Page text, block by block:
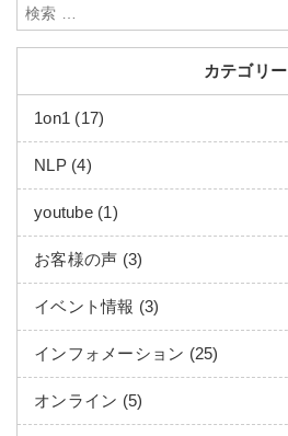
カテゴリー
1on1 (17)
NLP (4)
youtube (1)
お客様の声 (3)
イベント情報 (3)
インフォメーション (25)
オンライン (5)